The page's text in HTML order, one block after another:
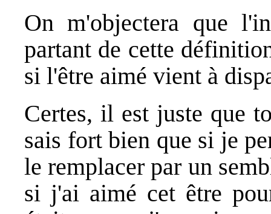
On m'objectera que
partant de cette
si l'être aimé vient à
Certes, il est juste que
sais fort bien que si je
le remplacer par un
si j'ai aimé cet être